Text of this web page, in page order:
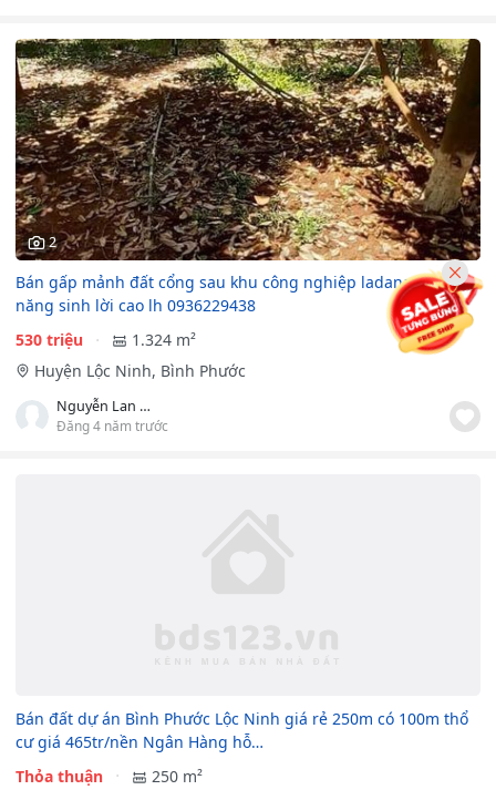
2
Bán gấp mảnh đất cổng sau khu công nghiệp ladana tiềm
năng sinh lời cao lh 0936229438
530 triệu
1.324 m²
Huyện Lộc Ninh, Bình Phước
Nguyễn Lan Tiên
Đăng 4 năm trước
Bán đất dự án Bình Phước Lộc Ninh giá rẻ 250m có 100m thổ
cư giá 465tr/nền Ngân Hàng hỗ…
Thỏa thuận
250 m²